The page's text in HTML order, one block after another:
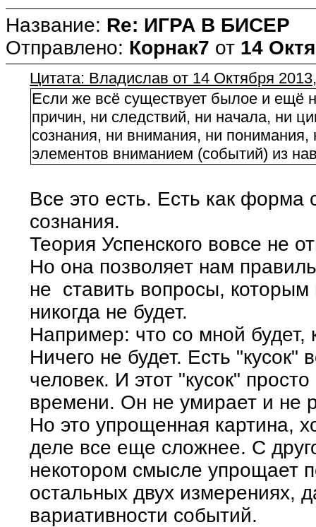
Название: Re: ИГРА В БИСЕР
Отправлено: Корнак7 от 14
Цитата: Владислав от 14 Октября
Если же всё существует былое и ещё
причин, ни следствий, ни начала, ни
сознания, ни внимания, ни
элементов вниманием (событий) из
Все это есть. Есть как форма
сознания.
Теория Успенского вовсе не
Но она позволяет нам
не ставить вопросы, которым
никогда не будет.
Например: что со мной будет,
Ничего не будет. Есть
человек. И этот "кусок"
времени. Он не умирает и не
Но это упрощенная картина,
деле все еще сложнее. С
некотором смысле упрощает
остальных двух измерениях,
вариативности событий.